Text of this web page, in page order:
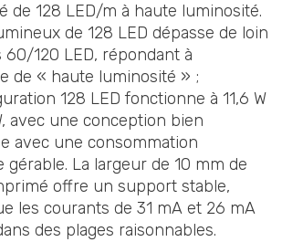
de 128 LED/m à haute luminosité.
de 128 LED dépasse de loin
60/120 LED, répondant à
de « haute luminosité » ;
128 LED fonctionne à 11,6 W
avec une conception bien
avec une consommation
gérable. La largeur de 10 mm de
offre un support stable,
les courants de 31 mA et 26 mA
des plages raisonnables.